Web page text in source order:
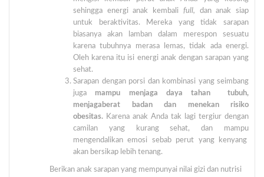
sehingga energi anak kembali full,
dan anak siap
untuk beraktivitas. Mereka yang tidak sarapan
biasanya akan lamban dalam merespon sesuatu
karena tubuhnya merasa lemas, tidak ada energi.
Oleh karena itu isi energi anak dengan sarapan yang
sehat.
Sarapan dengan porsi dan kombinasi yang seimbang
juga mampu menjaga daya tahan tubuh,
menjagaberat badan dan menekan risiko
obesitas. Karena anak Anda tak lagi tergiur dengan
camilan yang kurang sehat, dan mampu
mengendalikan emosi sebab perut yang kenyang
akan bersikap lebih tenang.
Berikan anak sarapan yang mempunyai nilai gizi dan nutrisi